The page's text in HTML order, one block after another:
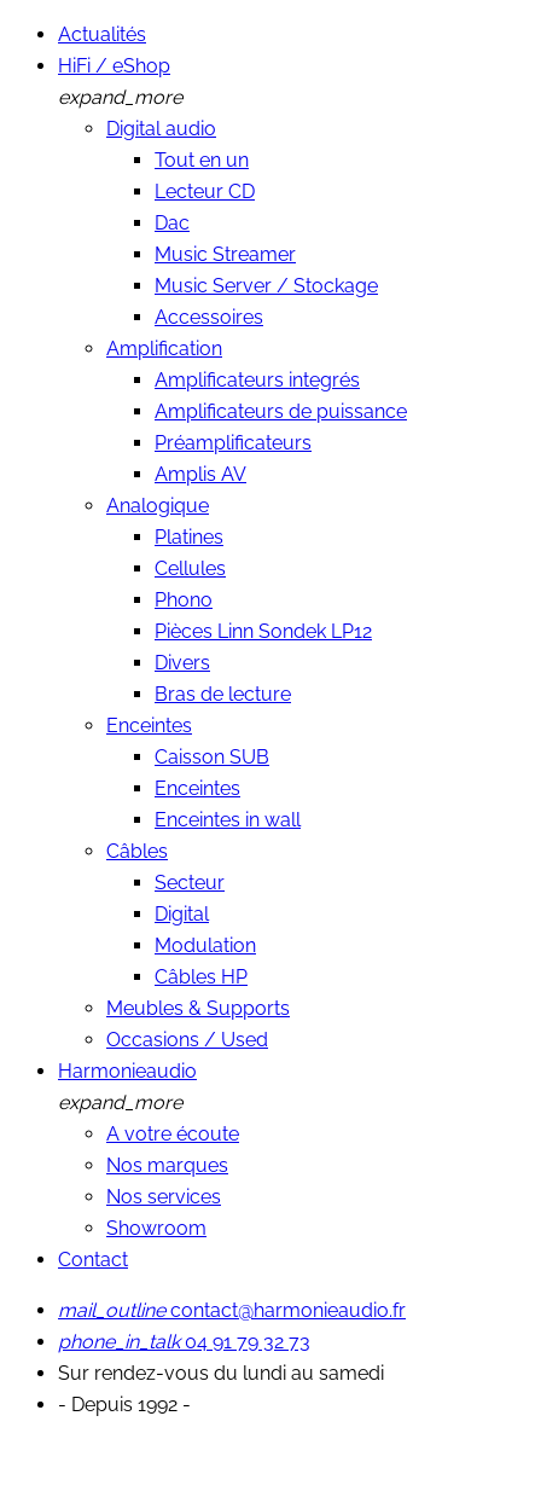
Actualités
HiFi / eShop
expand_more
Digital audio
Tout en un
Lecteur CD
Dac
Music Streamer
Music Server / Stockage
Accessoires
Amplification
Amplificateurs integrés
Amplificateurs de puissance
Préamplificateurs
Amplis AV
Analogique
Platines
Cellules
Phono
Pièces Linn Sondek LP12
Divers
Bras de lecture
Enceintes
Caisson SUB
Enceintes
Enceintes in wall
Câbles
Secteur
Digital
Modulation
Câbles HP
Meubles & Supports
Occasions / Used
Harmonieaudio
expand_more
A votre écoute
Nos marques
Nos services
Showroom
Contact
mail_outline contact@harmonieaudio.fr
phone_in_talk 04 91 79 32 73
Sur rendez-vous du lundi au samedi
- Depuis 1992 -